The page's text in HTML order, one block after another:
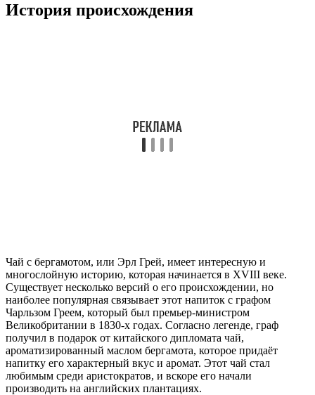
История происхождения
Чай с бергамотом, или Эрл Грей, имеет интересную и
многослойную историю, которая начинается в XVIII веке.
Существует несколько версий о его происхождении, но
наиболее популярная связывает этот напиток с графом
Чарльзом Греем, который был премьер-министром
Великобритании в 1830-х годах. Согласно легенде, граф
получил в подарок от китайского дипломата чай,
ароматизированный маслом бергамота, которое придаёт
напитку его характерный вкус и аромат. Этот чай стал
любимым среди аристократов, и вскоре его начали
производить на английских плантациях.